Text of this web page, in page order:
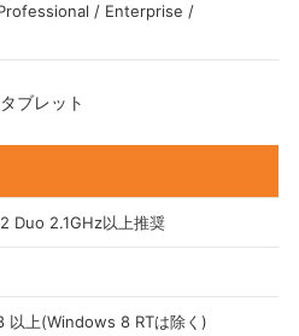
/ Enterprise /
ブレット
Duo 2.1GHz以上推奨
以上(Windows 8 RTは除く)